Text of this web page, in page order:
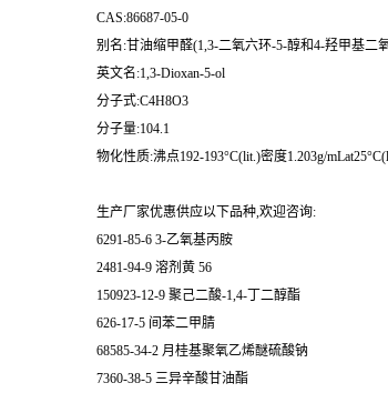
CAS:86687-05-0
别名:甘油缩甲醛(1,3-二氧六环-5-醇和4-羟甲基二
英文名:1,3-Dioxan-5-ol
分子式:C4H8O3
分子量:104.1
物化性质:沸点192-193°C(lit.)密度1.203g/
生产厂家优惠供应以下品种,欢迎咨询:
6291-85-6 3-乙氧基丙胺
2481-94-9 溶剂黄 56
150923-12-9 聚己二酸-1,4-丁二醇酯
626-17-5 间苯二甲腈
68585-34-2 月桂基聚氧乙烯醚硫酸钠
7360-38-5 三异辛酸甘油酯